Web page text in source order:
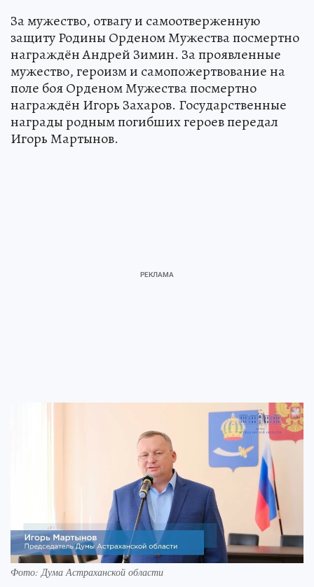
За мужество, отвагу и самоотверженную
защиту Родины Орденом Мужества посмертно
награждён Андрей Зимин. За проявленные
мужество, героизм и самопожертвование на
поле боя Орденом Мужества посмертно
награждён Игорь Захаров. Государственные
награды родным погибших героев передал
Игорь Мартынов.
Фото: Дума Астраханской области